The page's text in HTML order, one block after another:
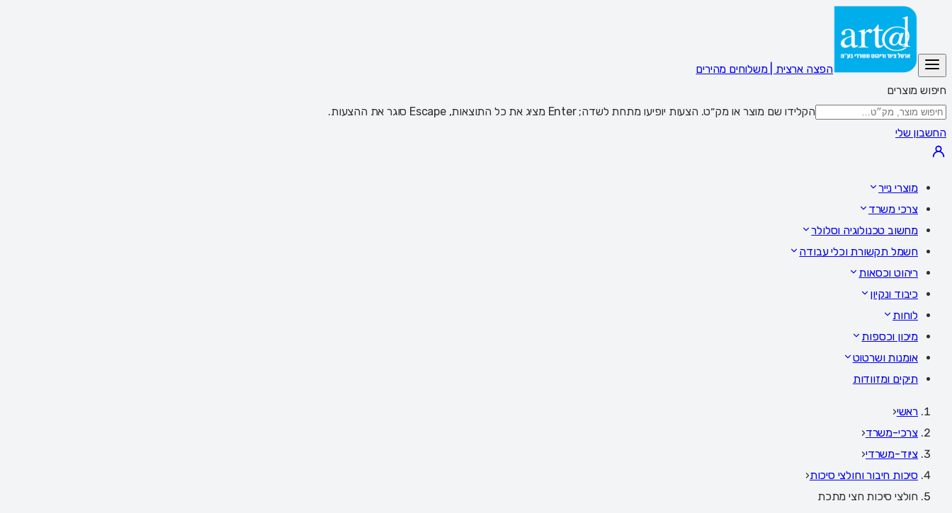
הפצה ארצית | משלוחים מהירים
חיפוש מוצרים
הקלידו שם מוצר או מק״ט. הצעות יופיעו מתחת לשדה; Enter מציג את כל התוצאות, Escape סוגר את ההצעות.
החשבון שלי
מוצרי נייר
צרכי משרד
מחשוב טכנולוגיה וסלולר
חשמל תקשורת וכלי עבודה
ריהוט וכסאות
כיבוד ונקיון
לוחות
מיכון וכספות
אומנות ושרטוט
תיקים ומזוודות
ראשי‹
צרכי-משרד‹
ציוד-משרדי‹
סיכות חיבור וחולצי סיכות‹
חולצי סיכות חצי מתכת